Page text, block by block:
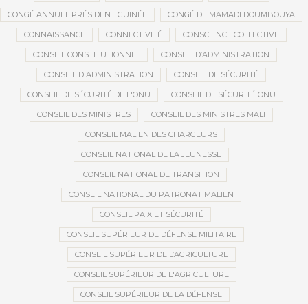
CONGÉ ANNUEL PRÉSIDENT GUINÉE CONGÉ DE MAMADI DOUMBOUYA
CONNAISSANCE CONNECTIVITÉ CONSCIENCE COLLECTIVE
CONSEIL CONSTITUTIONNEL CONSEIL D’ADMINISTRATION
CONSEIL D'ADMINISTRATION CONSEIL DE SÉCURITÉ
CONSEIL DE SÉCURITÉ DE L'ONU CONSEIL DE SÉCURITÉ ONU
CONSEIL DES MINISTRES CONSEIL DES MINISTRES MALI
CONSEIL MALIEN DES CHARGEURS
CONSEIL NATIONAL DE LA JEUNESSE
CONSEIL NATIONAL DE TRANSITION
CONSEIL NATIONAL DU PATRONAT MALIEN
CONSEIL PAIX ET SÉCURITÉ
CONSEIL SUPÉRIEUR DE DÉFENSE MILITAIRE
CONSEIL SUPÉRIEUR DE L’AGRICULTURE
CONSEIL SUPÉRIEUR DE L'AGRICULTURE
CONSEIL SUPÉRIEUR DE LA DÉFENSE